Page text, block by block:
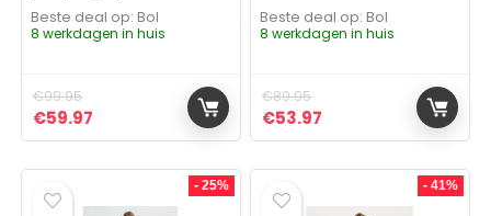
Beste deal op:
Bol
8 werkdagen in huis
€99.95
Oorspronkelijke prijs was: €99.95.
€59.97 Huidige prijs is: €59.97.
Beste deal op:
Bol
8 werkdagen in huis
€89.95
Oorspronkelijke prijs
€53.97 Huidige prijs is:
- 25% - 41%